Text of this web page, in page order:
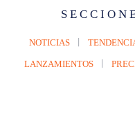
NOTICIAS
LANZAMIENTOS